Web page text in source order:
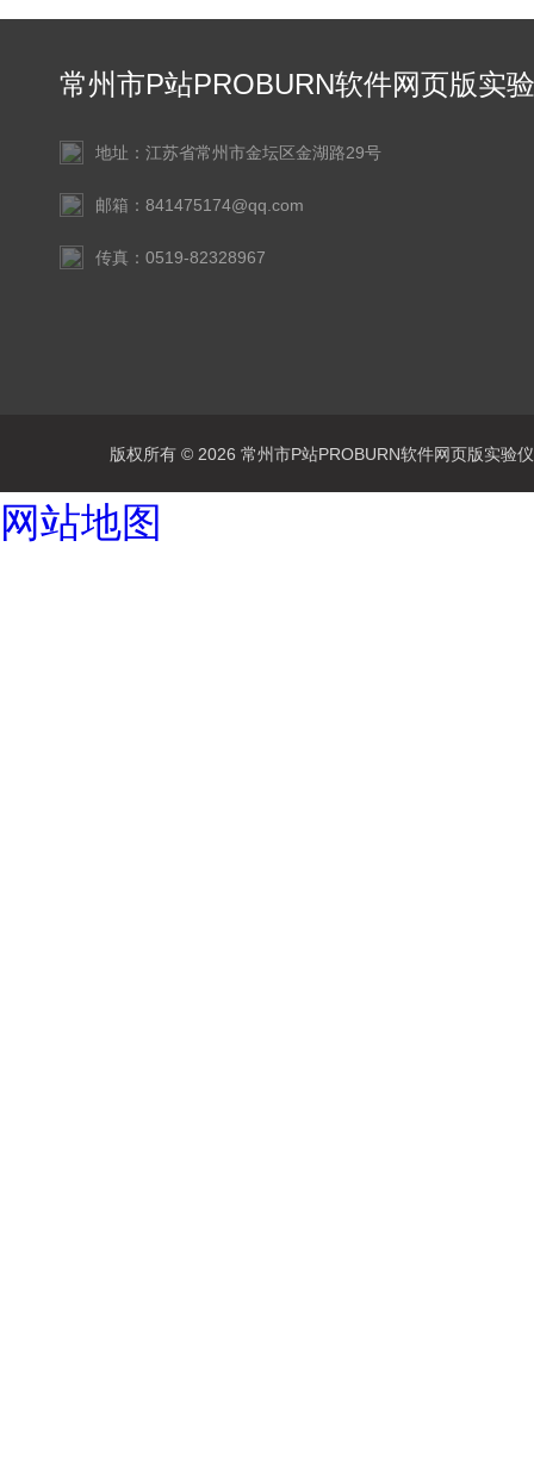
常州市P站PROBURN软件网页版实验
地址：江苏省常州市金坛区金湖路29号
邮箱：841475174@qq.com
传真：0519-82328967
版权所有 © 2026 常州市P站PROBURN软件网页版实
网站地图